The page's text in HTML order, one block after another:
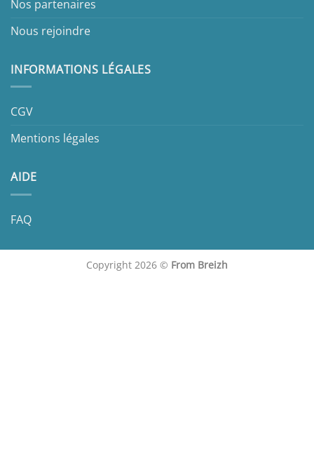
Nos partenaires
Nous rejoindre
INFORMATIONS LÉGALES
CGV
Mentions légales
AIDE
FAQ
Copyright 2026 © From Breizh